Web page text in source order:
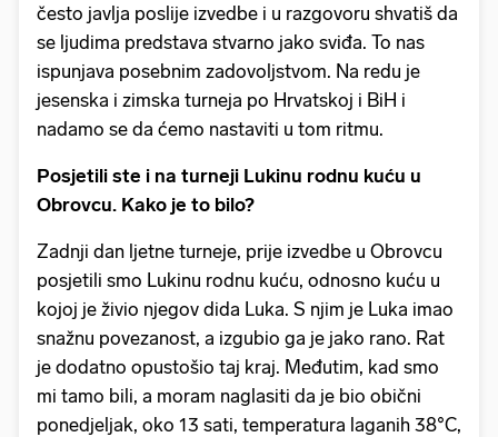
često javlja poslije izvedbe i u razgovoru shvatiš da
se ljudima predstava stvarno jako sviđa. To nas
ispunjava posebnim zadovoljstvom. Na redu je
jesenska i zimska turneja po Hrvatskoj i BiH i
nadamo se da ćemo nastaviti u tom ritmu.
Posjetili ste i na turneji Lukinu rodnu kuću u
Obrovcu. Kako je to bilo?
Zadnji dan ljetne turneje, prije izvedbe u Obrovcu
posjetili smo Lukinu rodnu kuću, odnosno kuću u
kojoj je živio njegov dida Luka. S njim je Luka imao
snažnu povezanost, a izgubio ga je jako rano. Rat
je dodatno opustošio taj kraj. Međutim, kad smo
mi tamo bili, a moram naglasiti da je bio obični
ponedjeljak, oko 13 sati, temperatura laganih 38°C,